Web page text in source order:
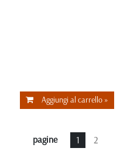
Aggiungi al carrello »
pagine 1 2